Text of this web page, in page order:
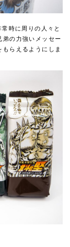
時に周りの⼈々と
の⼒強いメッセー
らえるようにしま